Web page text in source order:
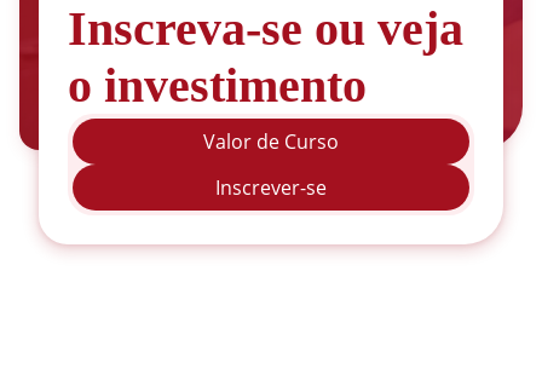
Inscreva-se ou veja
o investimento
Valor de Curso
Inscrever-se